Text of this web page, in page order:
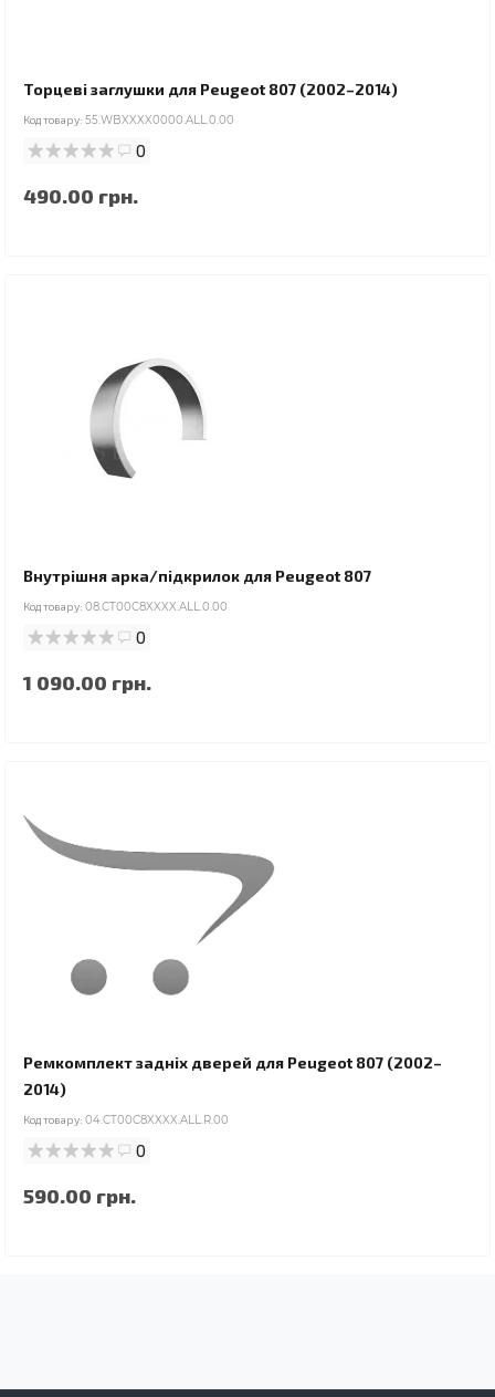
Торцеві заглушки для Peugeot 807 (2002–2014)
Код товару: 55.WBXXXX0000.ALL.0.00
0
490.00 грн.
Внутрішня арка/підкрилок для Peugeot 807
Код товару: 08.CT00C8XXXX.ALL.0.00
0
1 090.00 грн.
Ремкомплект задніх дверей для Peugeot 807 (2002–
2014)
Код товару: 04.CT00C8XXXX.ALL.R.00
0
590.00 грн.